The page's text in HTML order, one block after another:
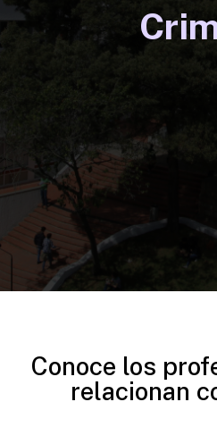
Conoce los
relacionan